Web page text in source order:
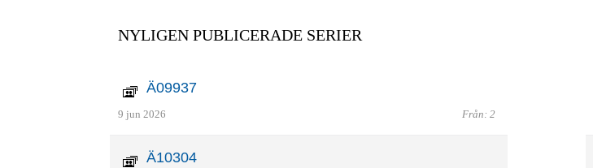
NYLIGEN PUBLICERADE SERIER
Ä09937
9 jun 2026 Från: 2
Ä10304